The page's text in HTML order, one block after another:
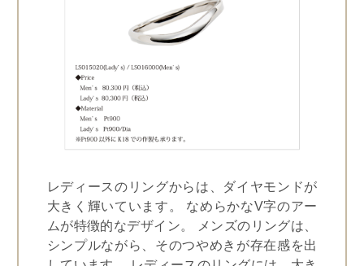
レディースのリングからは、ダイヤモンドが
大きく輝いています。 なめらかなV字のアー
ムが特徴的なデザイン。 メンズのリングは、
シンプルながら、そのつやめきが存在感を出